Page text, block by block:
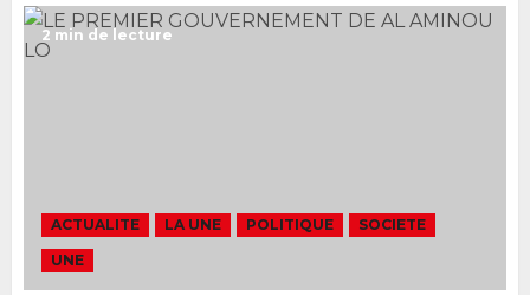
Ousmane Sonko rassure : «
gouvernement : PASTEF pose
2 min de lecture
ACTUALITE LA UNE POLITIQUE
SOCIETE
UNE